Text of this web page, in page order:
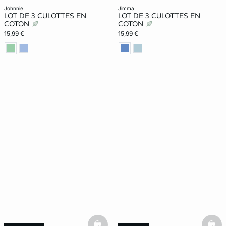
johnnie
LOT DE 3 CULOTTES EN
COTON
15,99 €
jimma
LOT DE 3 CULOTTES EN
COTON
15,99 €